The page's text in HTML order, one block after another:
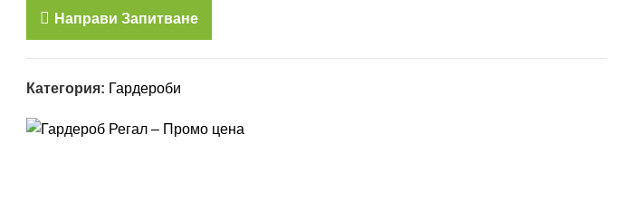
Направи Запитване
Категория: Гардероби